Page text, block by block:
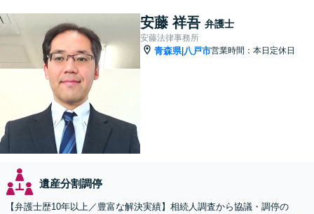
安藤 祥吾 弁護士
安藤法律事務所
青森県| 八戸市営業時間：本日定休日
遺産分割調停
【弁護士歴10年以上／豊富な解決実績】相続人調査から協議・調停の